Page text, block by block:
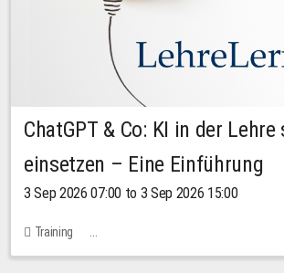
ChatGPT & Co: KI in der Lehre
einsetzen – Eine Einführung
3 Sep 2026 07:00 to 3 Sep 2026 15:00
Training
Bachstraße 18k - SR 102 (Seminarraum